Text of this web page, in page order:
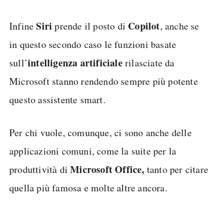
InfineSiri prende il posto di Copilot, anche se
in questo secondo caso le funzioni basate
sull’intelligenza artificialerilasciate da
Microsoft stanno rendendo sempre più potente
questo assistente smart.
Per chi vuole, comunque, ci sono anche delle
applicazioni comuni, come la suite per la
produttività diMicrosoft Office, tanto per citare
quella più famosa e molte altre ancora.